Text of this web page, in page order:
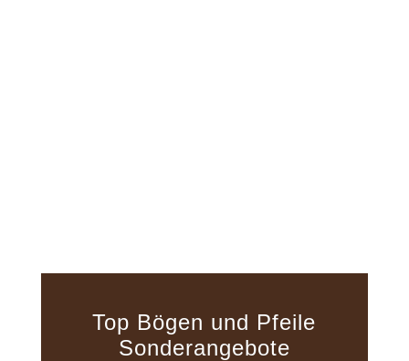
Top Bögen und Pfeile
Sonderangebote